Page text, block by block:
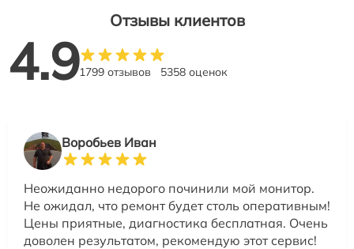
Отзывы клиентов
4.91799 отзывов 5358 оценок
Воробьев Иван
Неожиданно недорого починили мой монитор.
Не ожидал, что ремонт будет столь оперативным!
Цены приятные, диагностика бесплатная. Очень
доволен результатом, рекомендую этот сервис!